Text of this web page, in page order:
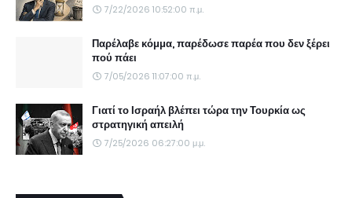
7/22/2026 10:52:00 π.μ.
Παρέλαβε κόμμα, παρέδωσε παρέα που δεν ξέρει
πού πάει
7/05/2026 11:07:00 π.μ.
Γιατί το Ισραήλ βλέπει τώρα την Τουρκία ως
στρατηγική απειλή
7/25/2026 06:27:00 μ.μ.